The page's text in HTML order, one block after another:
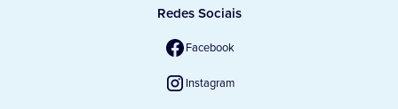
Redes Sociais
Facebook
Instagram